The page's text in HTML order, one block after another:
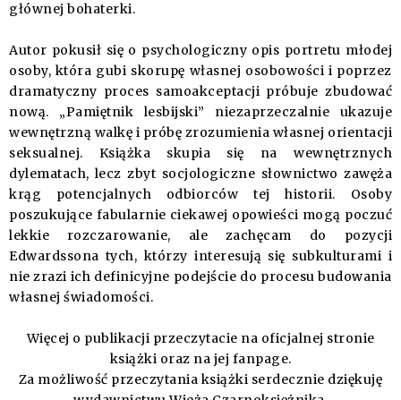
głównej bohaterki.
Autor pokusił się o psychologiczny opis portretu młodej
osoby, która gubi skorupę własnej osobowości i poprzez
dramatyczny proces samoakceptacji próbuje zbudować
nową. „Pamiętnik lesbijski” niezaprzeczalnie ukazuje
wewnętrzną walkę i próbę zrozumienia własnej orientacji
seksualnej. Książka skupia się na wewnętrznych
dylematach, lecz zbyt socjologiczne słownictwo zawęża
krąg potencjalnych odbiorców tej historii. Osoby
poszukujące fabularnie ciekawej opowieści mogą poczuć
lekkie rozczarowanie, ale zachęcam do pozycji
Edwardssona tych, którzy interesują się subkulturami i
nie zrazi ich definicyjne podejście do procesu budowania
własnej świadomości.
Więcej o publikacji przeczytacie na oficjalnej stronie
książki oraz na jej fanpage.
Za możliwość przeczytania książki serdecznie dziękuję